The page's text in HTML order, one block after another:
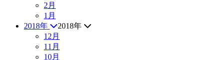
2月
1月
2018年
2018年
12月
11月
10月